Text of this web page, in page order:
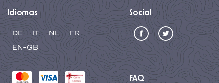
Idiomas
DE IT NL
FR
EN-GB
Social
FAQ